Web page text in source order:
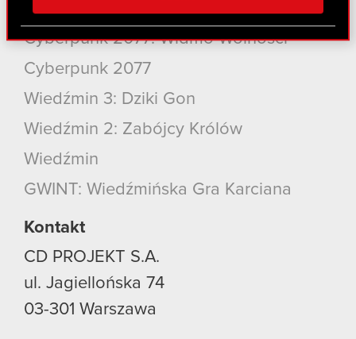
Partnerzy mogą połączyć te informacje z innymi
danymi otrzymanymi od Ciebie lub uzyskanymi
podczas korzystania z ich usług. Kontynuując
korzystanie z naszej witryny, zgadasz się na
używanie plików cookie.
Produkty
Cyberpunk 2077: Widmo Wolności
Cyberpunk 2077
Wiedźmin 3: Dziki Gon
Wiedźmin 2: Zabójcy Królów
Wiedźmin
GWINT: Wiedźmińska Gra Karciana
Kontakt
CD PROJEKT S.A.
ul. Jagiellońska 74
03-301 Warszawa